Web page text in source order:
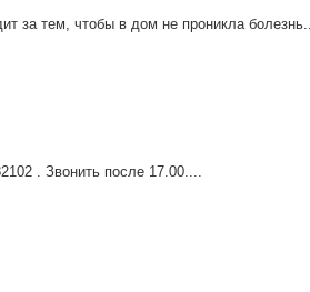
за тем, чтобы в дом не проникла болезнь...
. Звонить после 17.00....